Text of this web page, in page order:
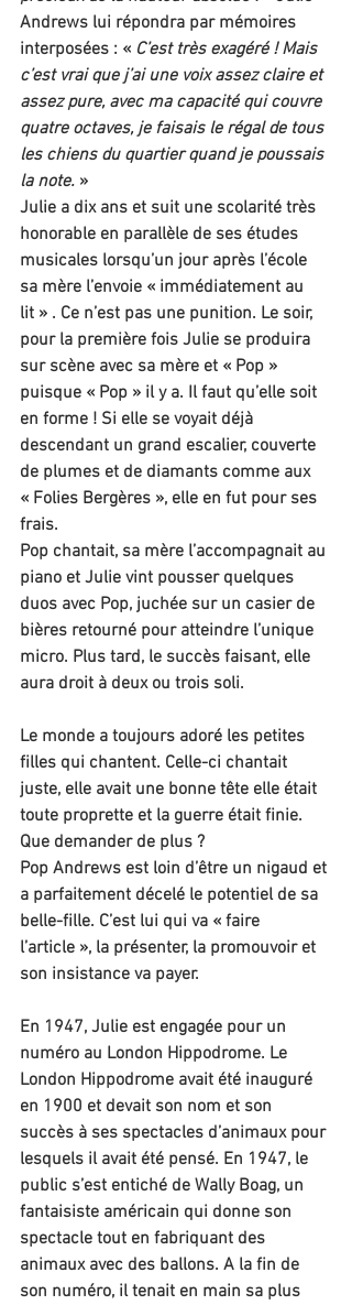
Andrews lui répondra par mémoires
interposées : « C’est très exagéré ! Mais
c’est vrai que j’ai une voix assez claire et
assez pure, avec ma capacité qui couvre
quatre octaves, je faisais le régal de tous
les chiens du quartier quand je poussais
la note. »
Julie a dix ans et suit une scolarité très
honorable en parallèle de ses études
musicales lorsqu’un jour après l’école
sa mère l’envoie « immédiatement au
lit » . Ce n’est pas une punition. Le soir,
pour la première fois Julie se produira
sur scène avec sa mère et « Pop »
puisque « Pop » il y a. Il faut qu’elle soit
en forme ! Si elle se voyait déjà
descendant un grand escalier, couverte
de plumes et de diamants comme aux
« Folies Bergères », elle en fut pour ses
frais.
Pop chantait, sa mère l’accompagnait au
piano et Julie vint pousser quelques
duos avec Pop, juchée sur un casier de
bières retourné pour atteindre l’unique
micro. Plus tard, le succès faisant, elle
aura droit à deux ou trois soli.
Le monde a toujours adoré les petites
filles qui chantent. Celle-ci chantait
juste, elle avait une bonne tête elle était
toute proprette et la guerre était finie.
Que demander de plus ?
Pop Andrews est loin d’être un nigaud et
a parfaitement décelé le potentiel de sa
belle-fille. C’est lui qui va « faire
l’article », la présenter, la promouvoir et
son insistance va payer.
En 1947, Julie est engagée pour un
numéro au London Hippodrome. Le
London Hippodrome avait été inauguré
en 1900 et devait son nom et son
succès à ses spectacles d’animaux pour
lesquels il avait été pensé. En 1947, le
public s’est entiché de Wally Boag, un
fantaisiste américain qui donne son
spectacle tout en fabriquant des
animaux avec des ballons. A la fin de
son numéro, il tenait en main sa plus